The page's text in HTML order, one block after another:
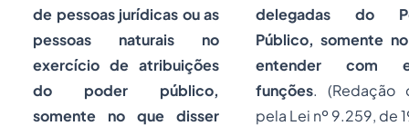
de pessoas jurídicas ou as
pessoas naturais no
exercício de atribuições
do poder público,
somente no que disser
delegadas do
Público, somente
entender com
funções. (Redação
pela Lei nº 9.259, de